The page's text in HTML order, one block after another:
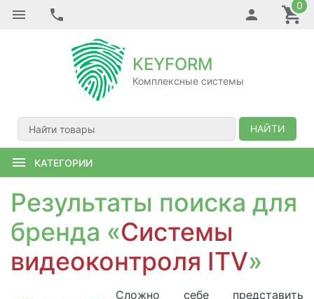
0
KEYFORM
Комплексные системы
НАЙТИ
КАТЕГОРИИ
Результаты поиска для
бренда «Системы
видеоконтроля ITV»
Сложно себе представить